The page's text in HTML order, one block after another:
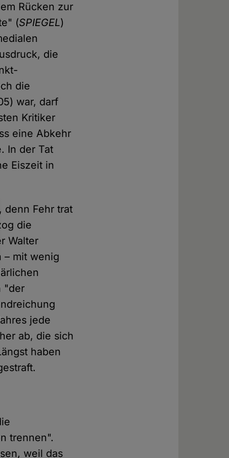
Rücken zur
(SPIEGEL)
die
die
war, darf
Kritiker
eine Abkehr
In der Tat
Eiszeit in
denn Fehr trat
die
Walter
– mit wenig
"der
jede
ab, die sich
haben
trennen".
weil das